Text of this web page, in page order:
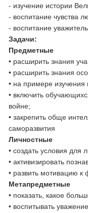
- изучение истории
- воспитание чувства
- воспитание
Задачи:
Предметные
• расширить знания
• расширить знания
• на примере изучения
• включить
войне;
• закрепить обще
саморазвития
Личностные
• создать условия для
• активизировать
• развить мотивацию
Метапредметные
• показать, какое
• воспитывать